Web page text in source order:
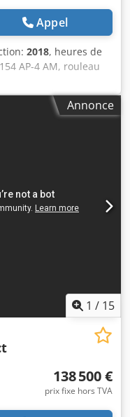
Appel
2018, heures de
AP-4 AM, rouleau
heures de
: Kubota
poids : 7 300 kg,
à l’emploi, Sur
offre de location ou
Ebert pour obtenir
Annonce
1 / 15
138 500 €
prix fixe hors TVA